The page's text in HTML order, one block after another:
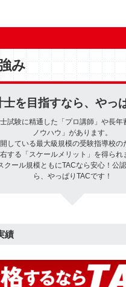
み
を目指すなら、やっ
試験に精通した「プロ講師」や長年
ノウハウ」があります。
している最大級規模の受験指導校の
右する「スケールメリット」を得られ
クール規模ともにTACなら安心！公
ら、やっぱりTACです！
績